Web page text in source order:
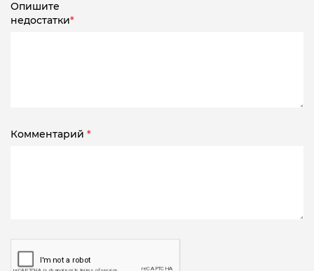
Опишите
недостатки*
Комментарий *